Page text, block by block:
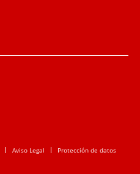
Aviso Legal Protección de datos